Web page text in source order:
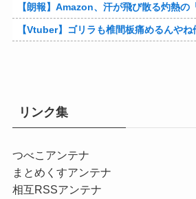
【朗報】Amazon、汗が飛び散る灼熱の「マンガ毎週末
【Vtuber】ゴリラも椎間板痛めるんやね
リンク集
つべこアンテナ
まとめくすアンテナ
相互RSSアンテナ